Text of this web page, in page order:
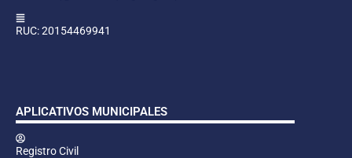
RUC: 20154469941
APLICATIVOS MUNICIPALES
Registro Civil